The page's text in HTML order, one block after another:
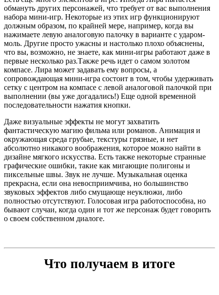
обмануть других персонажей, что требует от вас выполнения
набора мини-игр. Некоторые из этих игр функционируют
должным образом, по крайней мере, например, когда вы
нажимаете левую аналоговую палочку в варианте с ударом-
моль. Другие просто ужасны и настолько плохо объяснены,
что вы, возможно, не знаете, как мини-игры работают даже в
первые несколько раз.Также речь идет о самом золотом
компасе. Лира может задавать ему вопросы, а
сопровождающая мини-игра состоит в том, чтобы удерживать
сетку с центром на компасе с левой аналоговой палочкой при
выполнении (вы уже догадались!) Еще одной временной
последовательности нажатия кнопки.
Даже визуальные эффекты не могут захватить
фантастическую магию фильма или романов. Анимация и
окружающая среда грубые, текстуры грязные, и нет
абсолютно никакого воображения, которое можно найти в
дизайне мягкого искусства. Есть также некоторые странные
графические ошибки, такие как мигающие полигоны и
пиксельные швы. Звук не лучше. Музыкальная оценка
прекрасна, если она невосприимчива, но большинство
звуковых эффектов либо смущающе неуклюжи, либо
полностью отсутствуют. Голосовая игра работоспособна, но
бывают случаи, когда один и тот же персонаж будет говорить
о своем собственном диалоге.
Что получаем в итоге